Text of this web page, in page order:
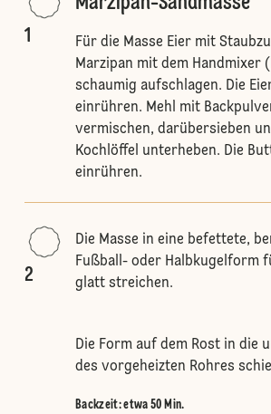
1
Für die Masse Eier mit
Marzipan mit dem Handmixer
schaumig aufschlagen. Die
einrühren. Mehl mit
vermischen, darübersieben
Kochlöffel unterheben. Die
einrühren.
2
Die Masse in eine befettete,
Fußball- oder Halbkugelform
glatt streichen.
Die Form auf dem Rost in die
des vorgeheizten Rohres
Backzeit: etwa 50 Min.